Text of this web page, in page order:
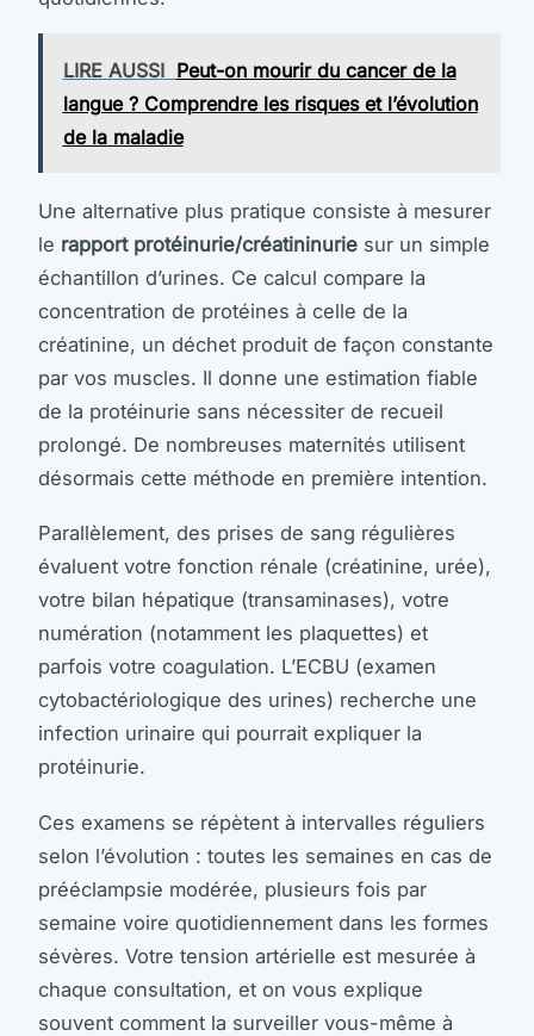
LIRE AUSSI Peut-on mourir du cancer de la
langue ? Comprendre les risques et l’évolution
de la maladie
Une alternative plus pratique consiste à mesurer
le rapport protéinurie/créatininurie sur un simple
échantillon d’urines. Ce calcul compare la
concentration de protéines à celle de la
créatinine, un déchet produit de façon constante
par vos muscles. Il donne une estimation fiable
de la protéinurie sans nécessiter de recueil
prolongé. De nombreuses maternités utilisent
désormais cette méthode en première intention.
Parallèlement, des prises de sang régulières
évaluent votre fonction rénale (créatinine, urée),
votre bilan hépatique (transaminases), votre
numération (notamment les plaquettes) et
parfois votre coagulation. L’ECBU (examen
cytobactériologique des urines) recherche une
infection urinaire qui pourrait expliquer la
protéinurie.
Ces examens se répètent à intervalles réguliers
selon l’évolution : toutes les semaines en cas de
prééclampsie modérée, plusieurs fois par
semaine voire quotidiennement dans les formes
sévères. Votre tension artérielle est mesurée à
chaque consultation, et on vous explique
souvent comment la surveiller vous-même à